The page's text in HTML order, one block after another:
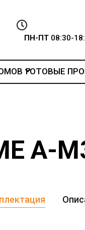
ПН-ПТ 08:30-
ГОТОВЫЕ
A-